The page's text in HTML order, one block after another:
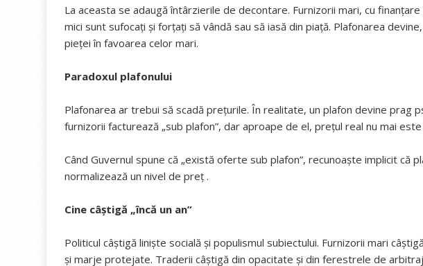
La aceasta se adaugă întârzierile de decontare. Furnizorii mari, cu
mici sunt sufocați și forțați să vândă sau să iasă din piață. Plafonarea
pieței în favoarea celor mari.
Paradoxul plafonului
Plafonarea ar trebui să scadă prețurile. În realitate, un plafon devine prag
furnizorii facturează „sub plafon”, dar aproape de el, prețul real nu mai
Când Guvernul spune că „există oferte sub plafon”, recunoaște implicit că
normalizează un nivel de preț .
Cine câștigă „încă un an”
Politicul câștigă liniște socială și populismul subiectului. Furnizorii mari
și marje protejate. Traderii câștigă din opacitate și din ferestrele de